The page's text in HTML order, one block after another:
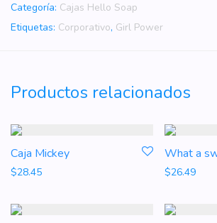
Categoría: Cajas Hello Soap
Etiquetas: Corporativo, Girl Power
Productos relacionados
Caja Mickey
$28.45
What a
$26.49